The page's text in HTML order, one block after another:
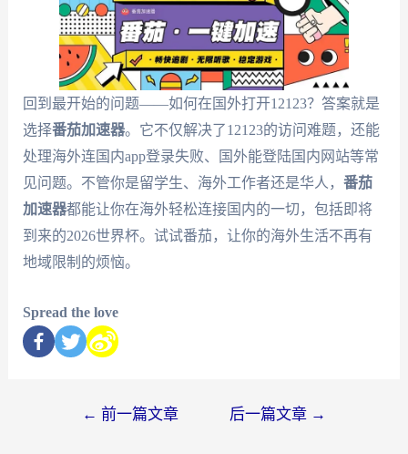
回到最开始的问题——如何在国外打开12123？答案就是
选择番茄加速器。它不仅解决了12123的访问难题，还能
处理海外连国内app登录失败、国外能登陆国内网站等常
见问题。不管你是留学生、海外工作者还是华人， 番茄
加速器都能让你在海外轻松连接国内的一切，包括即将
到来的2026世界杯。试试番茄，让你的海外生活不再有
地域限制的烦恼。
Spread the love
← 前一篇文章 后一篇文章 →